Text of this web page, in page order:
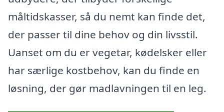
måltidskasser, så du nemt kan finde det,
der passer til dine behov og din livsstil.
Uanset om du er vegetar, kødelsker eller
har særlige kostbehov, kan du finde en
løsning, der gør madlavningen til en leg.